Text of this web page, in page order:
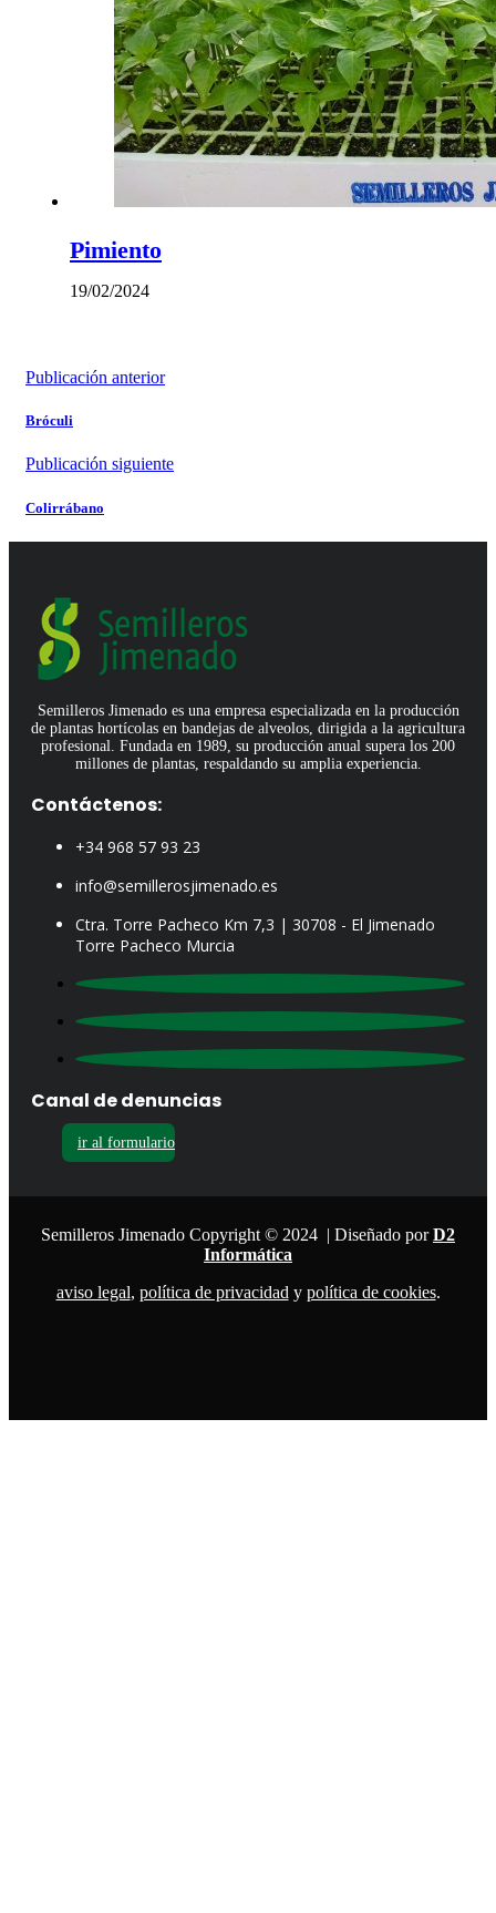
Pimiento
19/02/2024
Publicación anterior
Bróculi
Publicación siguiente
Colirrábano
Semilleros Jimenado es una empresa especializada en la producción
de plantas hortícolas en bandejas de alveolos, dirigida a la agricultura
profesional. Fundada en 1989, su producción anual supera los 200
millones de plantas, respaldando su amplia experiencia.
Contáctenos:
+34 968 57 93 23
info@semillerosjimenado.es
Ctra. Torre Pacheco Km 7,3 | 30708 - El Jimenado
Torre Pacheco Murcia
Canal de denuncias
ir al formulario
Semilleros Jimenado Copyright © 2024 | Diseñado porD2
Informática
aviso legal, política de privacidad y política de cookies.